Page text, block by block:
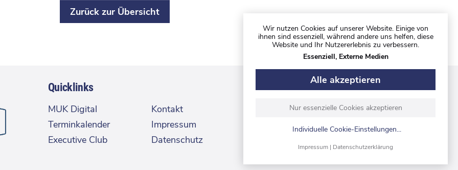
Wir nutzen Cookies auf unserer Website. Einige von
ihnen sind essenziell, während andere uns helfen, diese
Website und Ihr Nutzererlebnis zu verbessern.
Essenziell, Externe Medien
Nur essenzielle Cookies akzeptieren
Alle akzeptieren
Individuelle Cookie-Einstellungen...
Impressum | Datenschutzerklärung
Zurück zur Übersicht
Quicklinks
MUK Digital
Terminkalender
Executive Club
Kontakt
Impressum
Datenschutz
Folgen Sie uns auf